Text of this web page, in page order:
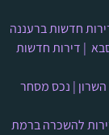
חדשות ברעננה
| דירות חדשות
| נכס מסחר
להשכרה ברמת